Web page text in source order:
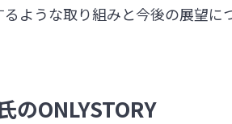
ような取り組みと今後の展望に
ONLYSTORY